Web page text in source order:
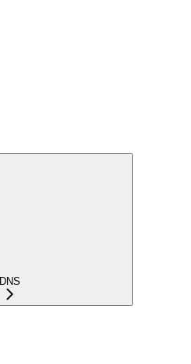
DNS